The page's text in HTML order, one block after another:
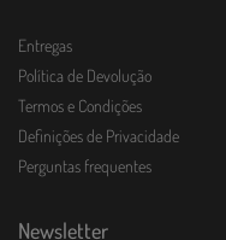
Entregas
Política de Devolução
Termos e Condições
Definições de Privacidade
Perguntas frequentes
Newsletter